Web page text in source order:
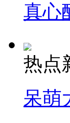
真心
热点
呆萌